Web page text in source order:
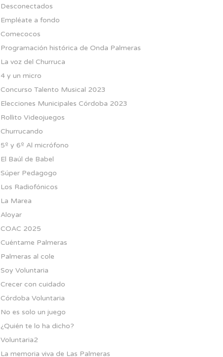
Desconectados
Empléate a fondo
Comecocos
Programación histórica de Onda Palmeras
La voz del Churruca
4 y un micro
Concurso Talento Musical 2023
Elecciones Municipales Córdoba 2023
Rollito Videojuegos
Churrucando
5º y 6º Al micrófono
El Baúl de Babel
Súper Pedagogo
Los Radiofónicos
La Marea
Aloyar
COAC 2025
Cuéntame Palmeras
Palmeras al cole
Soy Voluntaria
Crecer con cuidado
Córdoba Voluntaria
No es solo un juego
¿Quién te lo ha dicho?
Voluntaria2
La memoria viva de Las Palmeras